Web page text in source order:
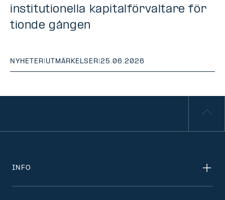
institutionella kapitalförvaltare för
tionde gången
NYHETER| UTMÄRKELSER|25.06.2026
INFO